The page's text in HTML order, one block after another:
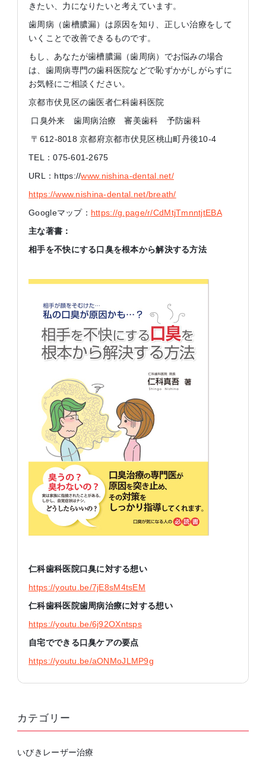
きたい、力になりたいと考えています。
歯周病（歯槽膿漏）は原因を知り、正しい治療をして
いくことで改善できるものです。
もし、あなたが歯槽膿漏（歯周病）でお悩みの場合
は、歯周病専門の歯科医院などで恥ずかがしがらずに
お気軽にご相談ください。
京都市伏見区の歯医者仁科歯科医院
口臭外来 歯周病治療 審美歯科 予防歯科
〒612-8018 京都府京都市伏見区桃山町丹後10-4
TEL：075-601-2675
URL：https://www.nishina-dental.net/
https://www.nishina-dental.net/breath/
Googleマップ： https://g.page/r/CdMtjTmnntjtEBA
主な著書：
相手を不快にする口臭を根本から解決する方法
仁科歯科医院口臭に対する想い
https://youtu.be/7jE8sM4tsEM
仁科歯科医院歯周病治療に対する想い
https://youtu.be/6j92OXntsps
自宅でできる口臭ケアの要点
https://youtu.be/aONMoJLMP9g
カテゴリー
いびきレーザー治療